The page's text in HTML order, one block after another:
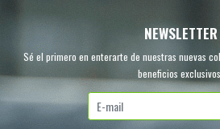
NEWSLETTER
Sé el primero en enterarte de nuestras nuevas
beneficios